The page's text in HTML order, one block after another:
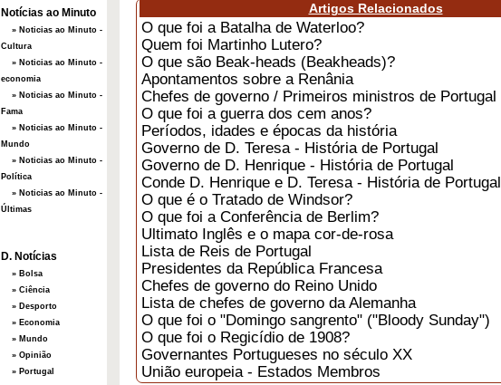
Notícias ao Minuto
» Noticias ao Minuto -
Cultura
» Noticias ao Minuto -
economia
» Noticias ao Minuto -
Fama
» Noticias ao Minuto -
Mundo
» Noticias ao Minuto -
Política
» Noticias ao Minuto -
Últimas
D. Notícias
» Bolsa
» Ciência
» Desporto
» Economia
» Mundo
» Opinião
» Portugal
Artigos Relacionados
O que foi a Batalha de Waterloo?
Quem foi Martinho Lutero?
O que são Beak-heads (Beakheads)?
Apontamentos sobre a Renânia
Chefes de governo / Primeiros ministros de Portugal
O que foi a guerra dos cem anos?
Períodos, idades e épocas da história
Governo de D. Teresa - História de Portugal
Governo de D. Henrique - História de Portugal
Conde D. Henrique e D. Teresa - História de Portugal
O que é o Tratado de Windsor?
O que foi a Conferência de Berlim?
Ultimato Inglês e o mapa cor-de-rosa
Lista de Reis de Portugal
Presidentes da República Francesa
Chefes de governo do Reino Unido
Lista de chefes de governo da Alemanha
O que foi o "Domingo sangrento" ("Bloody Sunday")
O que foi o Regicídio de 1908?
Governantes Portugueses no século XX
União europeia - Estados Membros